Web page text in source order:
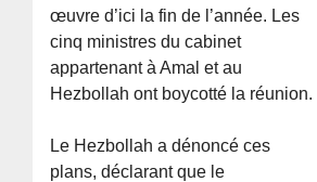
œuvre d’ici la fin de l’année. Les
cinq ministres du cabinet
appartenant à Amal et au
Hezbollah ont boycotté la réunion.
Le Hezbollah a dénoncé ces
plans, déclarant que le